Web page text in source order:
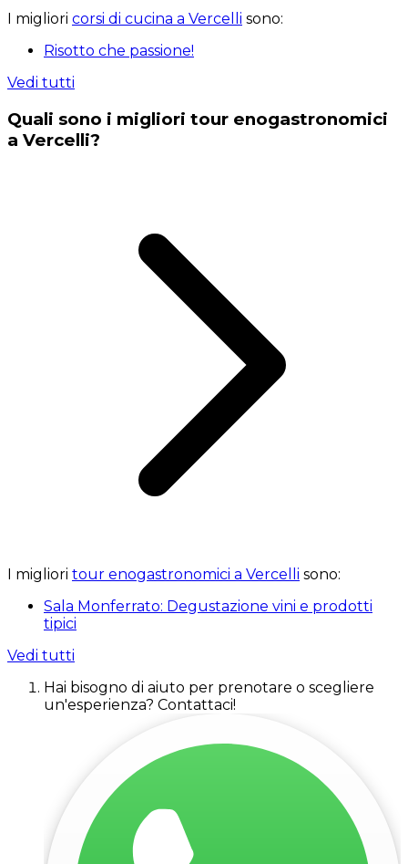
I migliori corsi di cucina a Vercelli sono:
Risotto che passione!
Vedi tutti
Quali sono i migliori tour enogastronomici
a Vercelli?
I migliori tour enogastronomici a Vercelli sono:
Sala Monferrato: Degustazione vini e prodotti
tipici
Vedi tutti
Hai bisogno di aiuto per prenotare o scegliere
un'esperienza? Contattaci!